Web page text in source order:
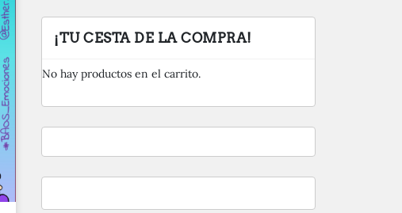
¡TU CESTA DE LA COMPRA!
No hay productos en el carrito.